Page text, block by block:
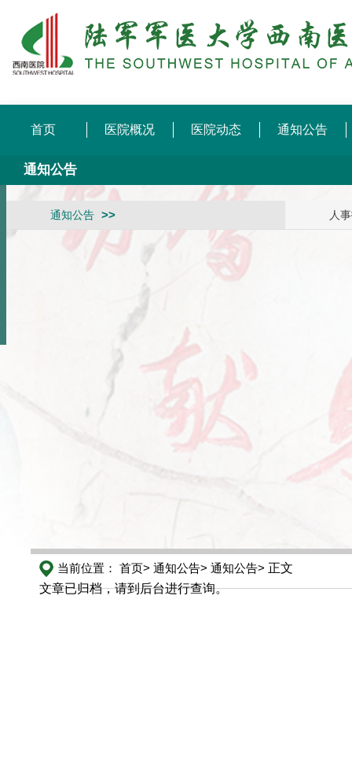
首页 医院概况 医院动态 通知公告
通知公告
通知公告 人
当前位置： 首页> 通知公告> 通知公告> 正文
文章已归档，请到后台进行查询。